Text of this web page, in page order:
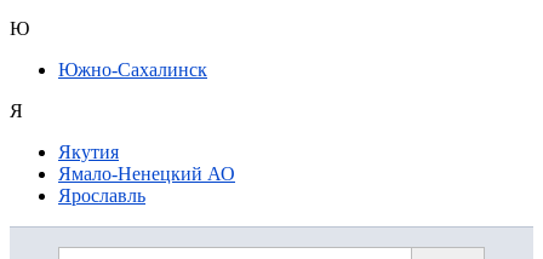
Ю
Южно-Сахалинск
Я
Якутия
Ямало-Ненецкий АО
Ярославль
Дополнительная информация